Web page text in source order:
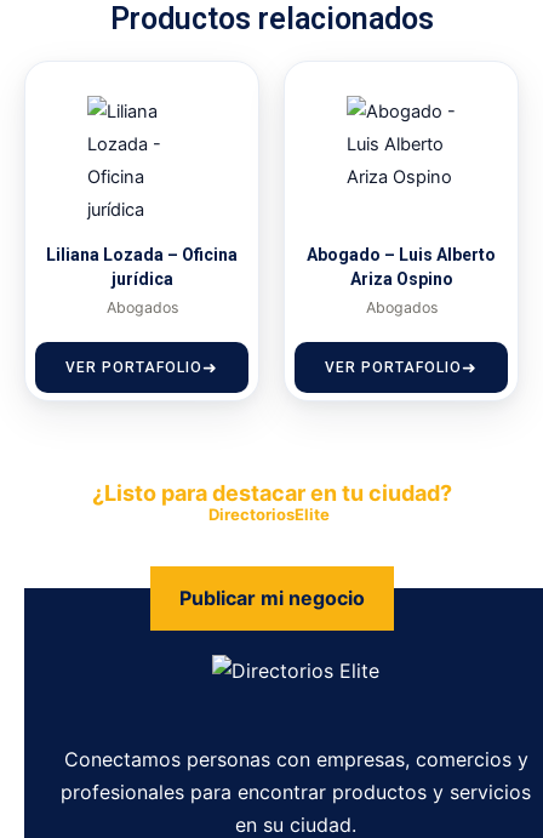
Productos relacionados
Liliana Lozada – Oficina
jurídica
Abogados
VER PORTAFOLIO
Abogado – Luis Alberto
Ariza Ospino
Abogados
VER PORTAFOLIO
¿Listo para destacar en tu ciudad?
DirectoriosElite
Publicar mi negocio
Conectamos personas con empresas, comercios y
profesionales para encontrar productos y servicios
en su ciudad.